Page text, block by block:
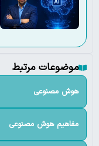
موضوعات مرتبط
هوش مصنوعی
مفاهیم هوش مصنوعی